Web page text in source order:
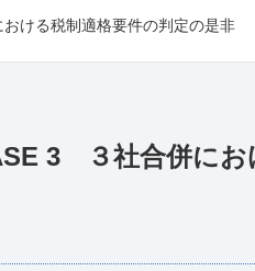
ける税制適格要件の判定の是非
3 ３社合併にお